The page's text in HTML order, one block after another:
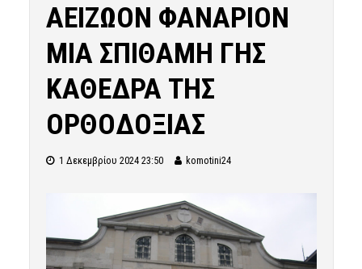
ΑΕΙΖΩΟΝ ΦΑΝΑΡΙΟΝ
ΜΙΑ ΣΠΙΘΑΜΗ ΓΗΣ
ΚΑΘΕΔΡΑ ΤΗΣ
ΟΡΘΟΔΟΞΙΑΣ
1 Δεκεμβρίου 2024 23:50 komotini24